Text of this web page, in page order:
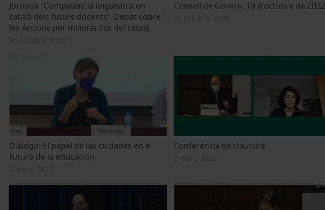
Jornada “Competència lingüística en
català dels futurs docents”. Debat sobre
les Accions per millorar l’ús del català
14 octubre, 2022
Consell de Govern. 19 d'octubre de 2022
11 octubre, 2022
Diálogo: El papel de las ciudades en el
futuro de la educación
2 març, 2022
Conferencia de clausura
2 març, 2022